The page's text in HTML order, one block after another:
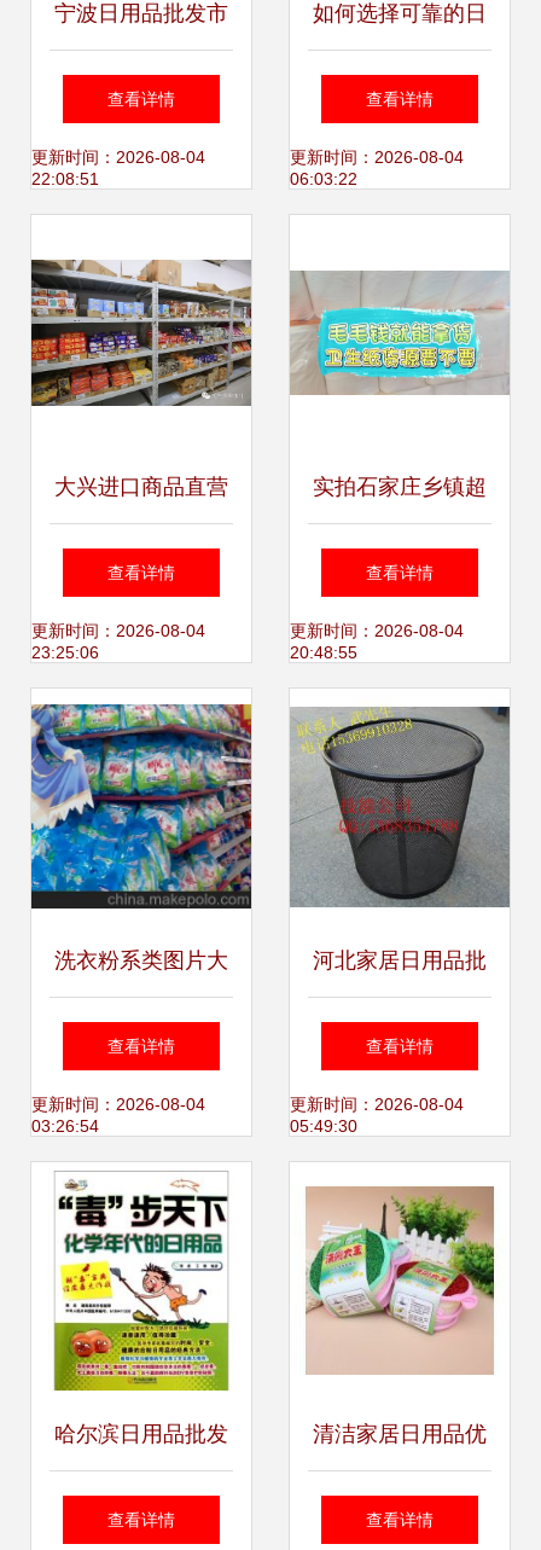
宁波日用品批发市
场全攻略 优质供应
与价格指南
查看详情
更新时间：2026-08-04
22:08:51
如何选择可靠的日
用品家居厂家并获
取批发报价
查看详情
更新时间：2026-08-04
06:03:22
大兴进口商品直营
仓撤店甩卖 2折起
清仓，日用品批发
正当时
查看详情
更新时间：2026-08-04
23:25:06
实拍石家庄乡镇超
市老板最爱的日用
品批发仓 毛毛钱卫
生纸随便拿
查看详情
更新时间：2026-08-04
20:48:55
洗衣粉系类图片大
全 上海乐福日用品
批发引领清洁新风
尚
查看详情
更新时间：2026-08-04
03:26:54
河北家居日用品批
发 供应与厂家的信
息盛宴
查看详情
更新时间：2026-08-04
05:49:30
哈尔滨日用品批发
供应稳定助力您开
查看详情
清洁家居日用品优
质商家置顶推荐热
查看详情